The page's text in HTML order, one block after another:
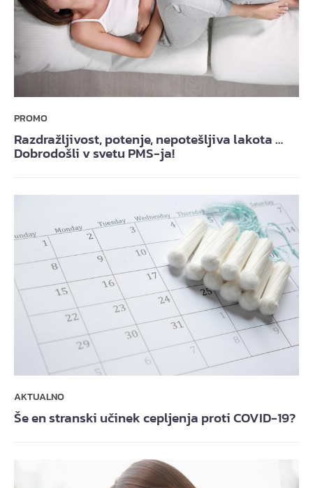
PROMO
Razdražljivost, potenje, nepotešljiva lakota …
Dobrodošli v svetu PMS-ja!
AKTUALNO
Še en stranski učinek cepljenja proti COVID-19?